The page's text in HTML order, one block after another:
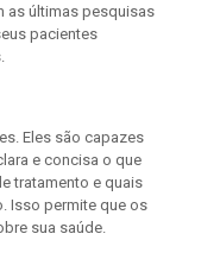
as últimas pesquisas
pacientes
Eles são capazes
e concisa o que
tratamento e quais
Isso permite que os
sua saúde.